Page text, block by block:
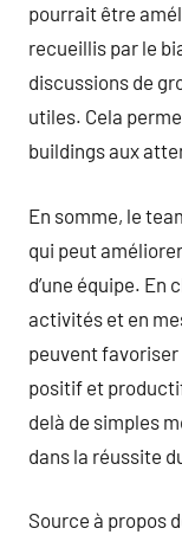
pourrait être
recueillis par le
discussions de
utiles. Cela
buildings aux
En somme, le
qui peut
d’une équipe.
activités et en
peuvent
positif et
delà de simples
dans la réussite
Source à propos